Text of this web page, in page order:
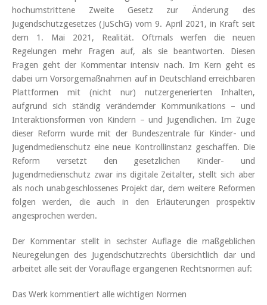
hochumstrittene Zweite Gesetz zur Änderung des
Jugendschutzgesetzes (JuSchG) vom 9. April 2021, in Kraft seit
dem 1. Mai 2021, Realität. Oftmals werfen die neuen
Regelungen mehr Fragen auf, als sie beantworten. Diesen
Fragen geht der Kommentar intensiv nach. Im Kern geht es
dabei um Vorsorgemaßnahmen auf in Deutschland erreichbaren
Plattformen mit (nicht nur) nutzergenerierten Inhalten,
aufgrund sich ständig verändernder Kommunikations – und
Interaktionsformen von Kindern – und Jugendlichen. Im Zuge
dieser Reform wurde mit der Bundeszentrale für Kinder- und
Jugendmedienschutz eine neue Kontrollinstanz geschaffen. Die
Reform versetzt den gesetzlichen Kinder- und
Jugendmedienschutz zwar ins digitale Zeitalter, stellt sich aber
als noch unabgeschlossenes Projekt dar, dem weitere Reformen
folgen werden, die auch in den Erläuterungen prospektiv
angesprochen werden.
Der Kommentar stellt in sechster Auflage die maßgeblichen
Neuregelungen des Jugendschutzrechts übersichtlich dar und
arbeitet alle seit der Vorauflage ergangenen Rechtsnormen auf:
Das Werk kommentiert alle wichtigen Normen